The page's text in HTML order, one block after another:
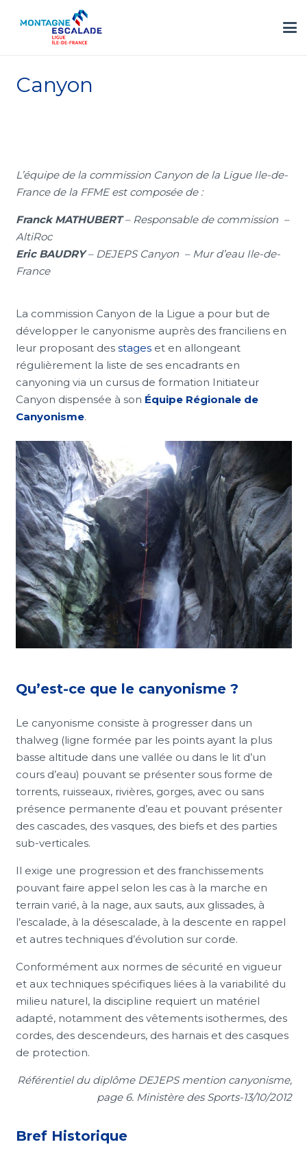
Canyon
L’équipe de la commission Canyon de la Ligue Ile-de-
France de la FFME est composée de :
Franck MATHUBERT– Responsable de commission –
AltiRoc
Eric BAUDRY– DEJEPS Canyon – Mur d’eau Ile-de-
France
La commission Canyon de la Ligue a pour but de
développer le canyonisme auprès des franciliens en
leur proposant des stageset en allongeant
régulièrement la liste de ses encadrants en
canyoning via un cursus de formation Initiateur
Canyon dispensée à son Équipe Régionale de
Canyonisme.
Qu’est-ce que le canyonisme ?
Le canyonisme consiste à progresser dans un
thalweg (ligne formée par les points ayant la plus
basse altitude dans une vallée ou dans le lit d’un
cours d’eau) pouvant se présenter sous forme de
torrents, ruisseaux, rivières, gorges, avec ou sans
présence permanente d’eau et pouvant présenter
des cascades, des vasques, des biefs et des parties
sub-verticales.
Il exige une progression et des franchissements
pouvant faire appel selon les cas à la marche en
terrain varié, à la nage, aux sauts, aux glissades, à
l’escalade, à la désescalade, à la descente en rappel
et autres techniques d’évolution sur corde.
Conformément aux normes de sécurité en vigueur
et aux techniques spécifiques liées à la variabilité du
milieu naturel, la discipline requiert un matériel
adapté, notamment des vêtements isothermes, des
cordes, des descendeurs, des harnais et des casques
de protection.
Référentiel du diplôme DEJEPS mention canyonisme,
page 6. Ministère des Sports-13/10/2012
Bref Historique